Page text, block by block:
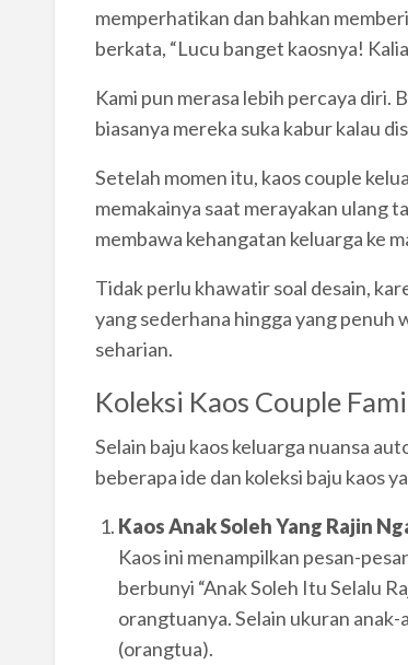
memperhatikan dan bahkan
berkata, “Lucu banget kaosnya!
Kami pun merasa lebih percaya diri.
biasanya mereka suka kabur kalau
Setelah momen itu, kaos couple
memakainya saat merayakan ulang
membawa kehangatan keluarga ke
Tidak perlu khawatir soal desain,
yang sederhana hingga yang penuh
seharian.
Koleksi Kaos Couple
Selain baju kaos keluarga nuansa
beberapa ide dan koleksi baju kaos
Kaos Anak Soleh Yang Rajin
Kaos ini menampilkan pesan-
berbunyi “Anak Soleh Itu Selalu
orangtuanya. Selain ukuran
(orangtua).